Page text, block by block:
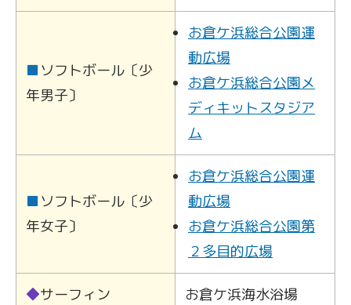
■ソフトボール〔少
年男子〕
お倉ケ浜総合公園運
動広場
お倉ケ浜総合公園メ
ディキットスタジア
ム
■ソフトボール〔少
年女子〕
お倉ケ浜総合公園運
動広場
お倉ケ浜総合公園第
２多目的広場
◆サーフィン お倉ケ浜海水浴場